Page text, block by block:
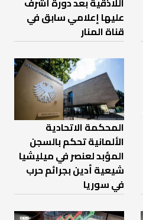
عليها إعلامي سابق في
قناة المنار
المحكمة الاتحادية
الألمانية تحكم بالسجن
المؤبد لعنصر في ميليشيا
شيعية أدين بجرائم حرب
في سوريا